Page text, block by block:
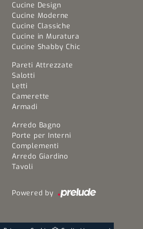
Cucine Design
Cucine Moderne
Cucine Classiche
Cucine in Muratura
Cucine Shabby Chic
Pareti Attrezzate
Salotti
Letti
Camerette
Armadi
Arredo Bagno
Porte per Interni
Complementi
Arredo Giardino
Tavoli
Powered by